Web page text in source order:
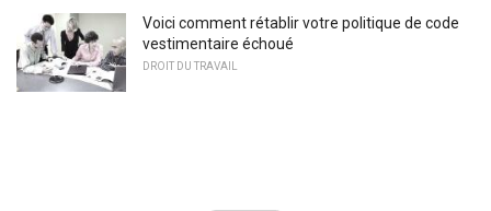
Voici comment rétablir votre politique de code
vestimentaire échoué
DROIT DU TRAVAIL